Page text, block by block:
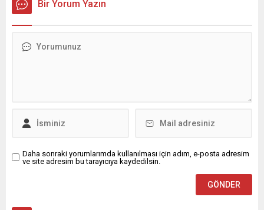
Bir Yorum Yazın
Daha sonraki yorumlarımda kullanılması için adım, e-posta adresim
ve site adresim bu tarayıcıya kaydedilsin.